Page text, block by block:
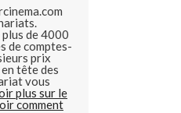
de 4000
de comptes-
prix
tête des
vous
plus sur le
comment